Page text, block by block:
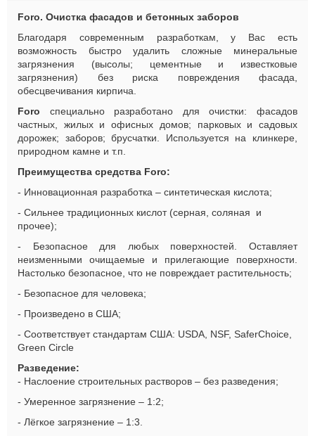
Foro. Очистка фасадов и бетонных заборов
Благодаря современным разработкам, у Вас есть
возможность быстро удалить сложные минеральные
загрязнения (высолы; цементные и известковые
загрязнения) без риска повреждения фасада,
обесцвечивания кирпича.
Foro специально разработано для очистки: фасадов
частных, жилых и офисных домов; парковых и садовых
дорожек; заборов; брусчатки. Используется на клинкере,
природном камне и т.п.
Преимущества средства Foro:
- Инновационная разработка – синтетическая кислота;
- Сильнее традиционных кислот (серная, соляная и
прочее);
- Безопасное для любых поверхностей. Оставляет
неизменными очищаемые и прилегающие поверхности.
Настолько безопасное, что не повреждает растительность;
- Безопасное для человека;
- Произведено в США;
- Соответствует стандартам США: USDA, NSF, SaferChoice,
Green Circle
Разведение:
- Наслоение строительных растворов – без разведения;
- Умеренное загрязнение – 1:2;
- Лёгкое загрязнение – 1:3.